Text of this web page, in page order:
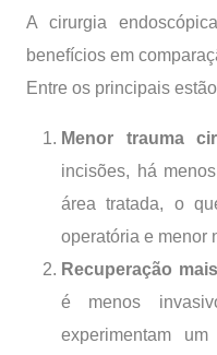
A cirurgia
benefícios em
Entre os principais
Menor trauma
incisões, há
área tratada, o
operatória e menor
Recuperação
é menos
experimentam